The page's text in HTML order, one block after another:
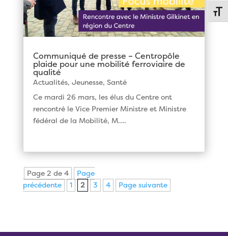
Communiqué de presse – Centropôle
plaide pour une mobilité ferroviaire de
qualité
Actualités, Jeunesse, Santé
Ce mardi 26 mars, les élus du Centre ont
rencontré le Vice Premier Ministre et Ministre
fédéral de la Mobilité, M....
Page 2 de 4
Page
précédente
1 2 3 4 Page suivante